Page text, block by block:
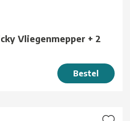
Vliegenmepper + 2
Bestel